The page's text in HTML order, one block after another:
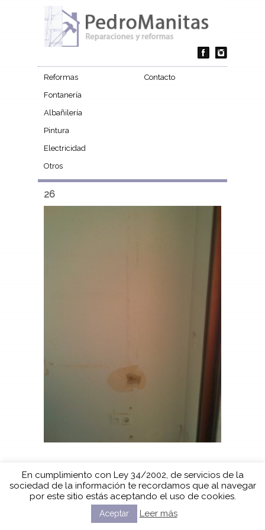
Reformas
Fontanería
Albañilería
Pintura
Electricidad
Otros
Contacto
26
En cumplimiento con Ley 34/2002, de servicios de la
sociedad de la información te recordamos que al navegar
por este sitio estás aceptando el uso de cookies.
Aceptar Leer más